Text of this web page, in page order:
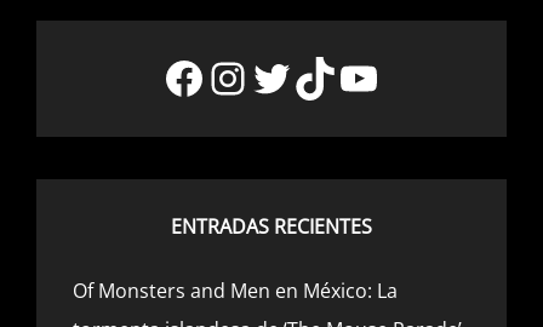
Facebook
Instagram
Twitter
TikTok
YouTube
ENTRADAS RECIENTES
Of Monsters and Men en México: La